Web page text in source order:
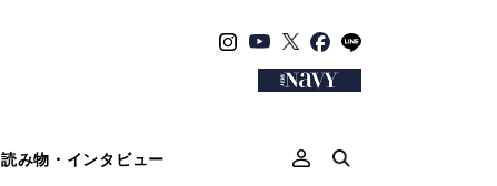
読み物・インタビュー